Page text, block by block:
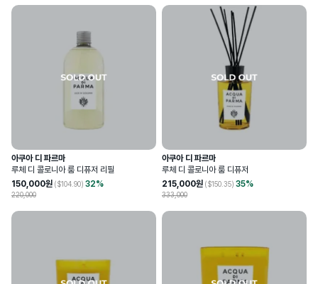
아쿠아 디 파르마
루체 디 콜로니아 룸 디퓨저 리필
150,000원 ($104.90) 32%
220,000
아쿠아 디 파르마
루체 디 콜로니아 룸 디퓨저
215,000원 ($150.35) 35%
333,000